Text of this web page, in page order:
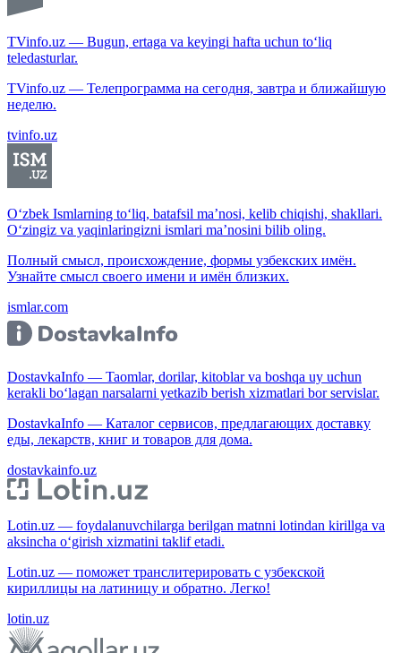
TVinfo.uz — Bugun, ertaga va keyingi hafta uchun to‘liq
teledasturlar.
TVinfo.uz — Телепрограмма на сегодня, завтра и ближайшую
неделю.
tvinfo.uz
O‘zbek Ismlarning to‘liq, batafsil ma’nosi, kelib chiqishi, shakllari.
O‘zingiz va yaqinlaringizni ismlari ma’nosini bilib oling.
Полный смысл, происхождение, формы узбекских имён.
Узнайте смысл своего имени и имён близких.
ismlar.com
DostavkaInfo — Taomlar, dorilar, kitoblar va boshqa uy uchun
kerakli bo‘lagan narsalarni yetkazib berish xizmatlari bor servislar.
DostavkaInfo — Каталог сервисов, предлагающих доставку
еды, лекарств, книг и товаров для дома.
dostavkainfo.uz
Lotin.uz — foydalanuvchilarga berilgan matnni lotindan kirillga va
aksincha o‘girish xizmatini taklif etadi.
Lotin.uz — поможет транслитерировать с узбекской
кириллицы на латиницу и обратно. Легко!
lotin.uz